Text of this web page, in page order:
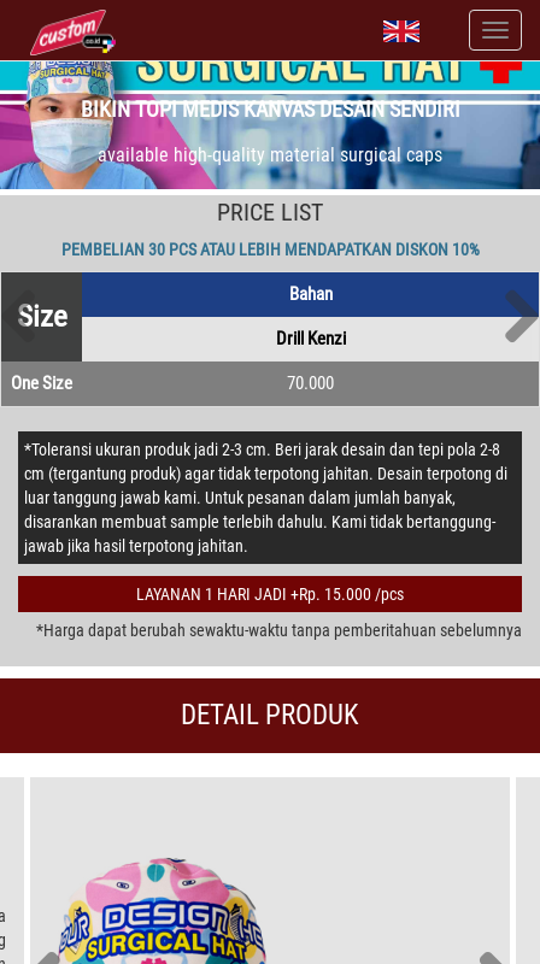
BIKIN TOPI MEDIS KANVAS DESAIN SENDIRI
available high-quality material surgical caps
PRICE LIST
PEMBELIAN 30 PCS ATAU LEBIH MENDAPATKAN DISKON 10%
Size
Bahan
Drill Kenzi
One Size 70.000
*Toleransi ukuran produk jadi 2-3 cm. Beri jarak desain dan tepi pola 2-8
cm (tergantung produk) agar tidak terpotong jahitan. Desain terpotong di
luar tanggung jawab kami. Untuk pesanan dalam jumlah banyak,
disarankan membuat sample terlebih dahulu. Kami tidak bertanggung-
jawab jika hasil terpotong jahitan.
LAYANAN 1 HARI JADI +Rp. 15.000 /pcs
*Harga dapat berubah sewaktu-waktu tanpa pemberitahuan sebelumnya
DETAIL PRODUK